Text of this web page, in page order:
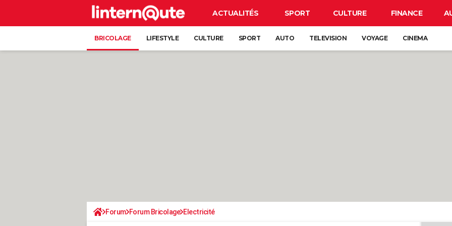
ACTUALITÉS SPORT CULTURE FINANCE
BRICOLAGE LIFESTYLE CULTURE SPORT AUTO TELEVISION VOYAGE CINEMA
Forum Forum Bricolage Electricité